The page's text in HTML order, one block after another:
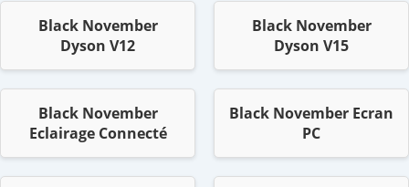
Black November
Dyson V12
Black November
Dyson V15
Black November
Eclairage Connecté
Black November Ecran
PC